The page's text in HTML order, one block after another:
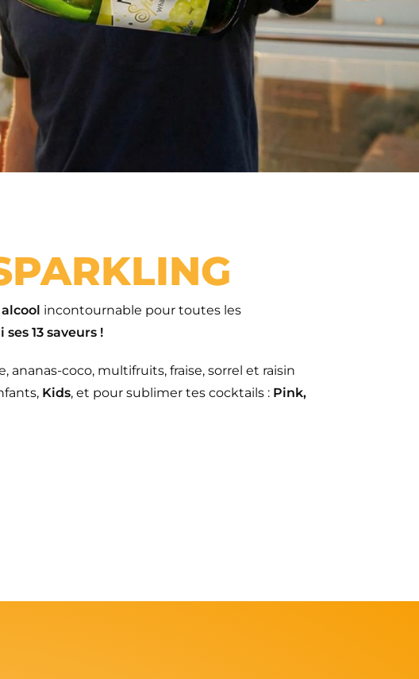
incontournable pour toutes les
13 saveurs !
ananas-coco, multifruits, fraise, sorrel et raisin
Kids, et pour sublimer tes cocktails : Pink,